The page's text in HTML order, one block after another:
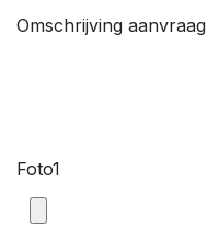
Omschrijving aanvraag
Foto1